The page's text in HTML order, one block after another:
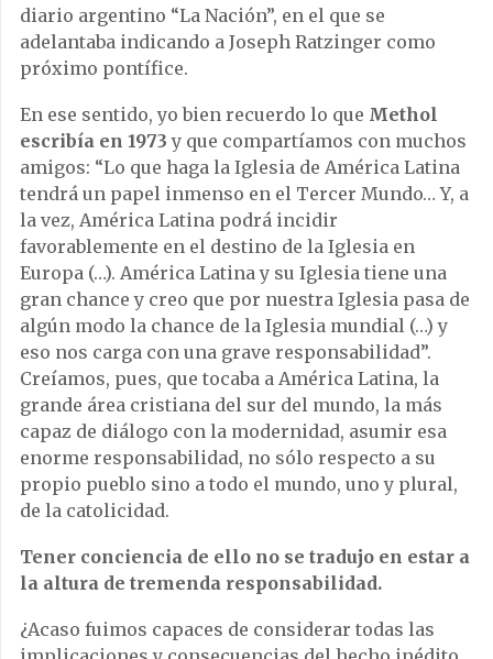
diario argentino “La Nación”, en el que se
adelantaba indicando a Joseph Ratzinger como
próximo pontífice.
En ese sentido, yo bien recuerdo lo que Methol
escribía en 1973 y que compartíamos con muchos
amigos: “Lo que haga la Iglesia de América Latina
tendrá un papel inmenso en el Tercer Mundo… Y, a
la vez, América Latina podrá incidir
favorablemente en el destino de la Iglesia en
Europa (…). América Latina y su Iglesia tiene una
gran chance y creo que por nuestra Iglesia pasa de
algún modo la chance de la Iglesia mundial (…) y
eso nos carga con una grave responsabilidad”.
Creíamos, pues, que tocaba a América Latina, la
grande área cristiana del sur del mundo, la más
capaz de diálogo con la modernidad, asumir esa
enorme responsabilidad, no sólo respecto a su
propio pueblo sino a todo el mundo, uno y plural,
de la catolicidad.
Tener conciencia de ello no se tradujo en estar a
la altura de tremenda responsabilidad.
¿Acaso fuimos capaces de considerar todas las